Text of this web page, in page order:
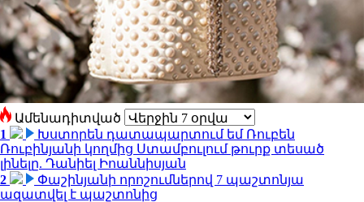
Ամենադիտված
1
Խստորեն դատապարտում եմ Ռուբեն
Ռուբինյանի կողմից Ստամբուլում թուրք տեսած
լինելը. Դանիել Իոաննիսյան
2
Փաշինյանի որոշումներով 7 պաշտոնյա
ազատվել է պաշտոնից